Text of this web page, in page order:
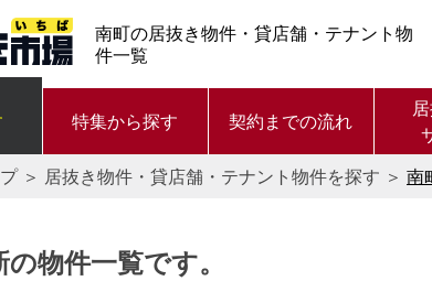
南町の居抜き物件・貸店舗・テナント物
件一覧
特集から探す 契約までの流れ
＞ 居抜き物件・貸店舗・テナント物件を探す ＞ 南
物件一覧です。